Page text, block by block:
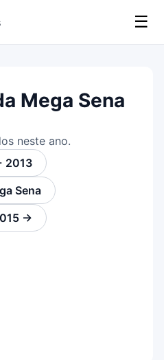
☰
Mega Sena
neste ano.
2013
Sena
→